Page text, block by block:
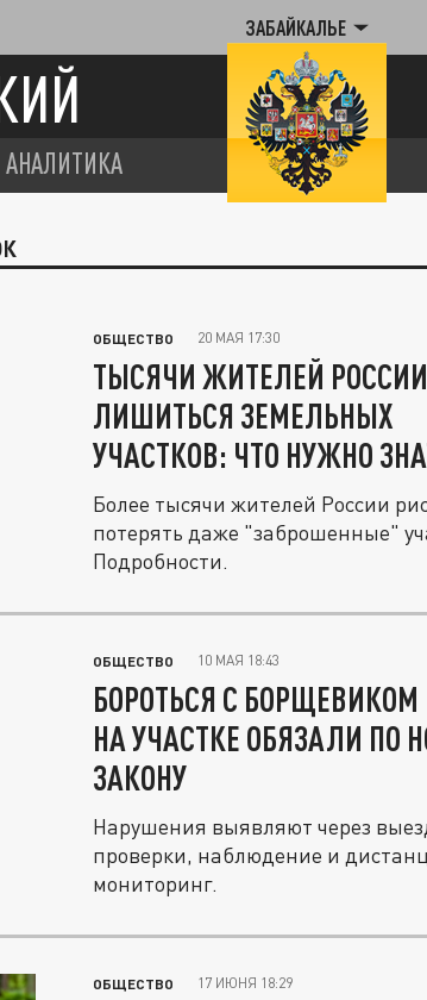
ЗАБАЙКАЛЬЕ
АНАЛИТИКА
ОБЩЕСТВО 20 МАЯ 17:30
ТЫСЯЧИ ЖИТЕЛЕЙ
ЛИШИТЬСЯ ЗЕМЕЛЬНЫХ
УЧАСТКОВ: ЧТО НУЖНО
Более тысячи жителей России
потерять даже "заброшенные"
Подробности.
ОБЩЕСТВО 10 МАЯ 18:43
БОРОТЬСЯ С БОРЩЕВИКОМ
НА УЧАСТКЕ ОБЯЗАЛИ ПО
ЗАКОНУ
Нарушения выявляют через
проверки, наблюдение и
мониторинг.
ОБЩЕСТВО 17 ИЮНЯ 18:29